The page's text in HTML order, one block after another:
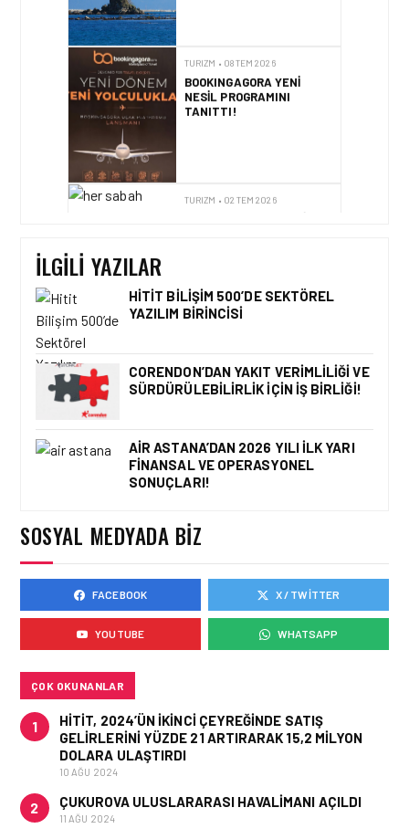
HER SABAH FARKLI BIR
LIMANDA UYANMAK LÜKS
DEĞIL
UCUZABILET, HAVA YOLU
ENUYGUN GROUP’TAN
SEYAHAT
TEKNOLOJILERINDE GÜÇ
TURIZM • 24 TEM 2026
ENUYGUN.COM’DAN YAZ
TURIZM • 18 TEM 2026
JAPONYA’YI KENDI
KEŞFEDIN,TREN VE
İLGILI YAZILAR
HITIT BILIŞIM 500’DE SEKTÖREL
YAZILIM BIRINCISI
CORENDON’DAN YAKIT VERIMLILIĞI VE
SÜRDÜRÜLEBILIRLIK IÇIN İŞ BIRLIĞI!
AIR ASTANA’DAN 2026 YILI İLK YARI
FINANSAL VE OPERASYONEL
SONUÇLARI!
SOSYAL MEDYADA BIZ
FACEBOOK X / TWITTER
YOUTUBE WHATSAPP
ÇOK OKUNANLAR
1
HITIT, 2024’ÜN IKINCI ÇEYREĞINDE SATIŞ
GELIRLERINI YÜZDE 21 ARTIRARAK 15,2 MILYON
DOLARA ULAŞTIRDI
10 AĞU 2024
2 ÇUKUROVA ULUSLARARASI HAVALIMANI AÇILDI
11 AĞU 2024